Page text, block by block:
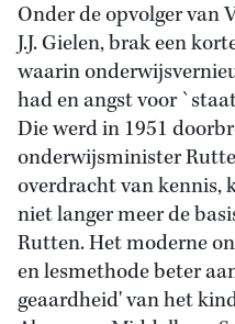
Onder de opvolger van
J.J. Gielen, brak een
waarin
had en angst voor
Die werd in 1951
onderwijsminister
overdracht van kennis,
niet langer meer de
Rutten. Het moderne
en lesmethode beter
geaardheid' van het